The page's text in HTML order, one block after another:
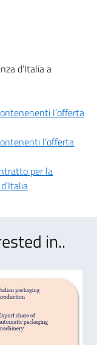
d’Italia a
l’offerta
l’offerta
per la
in..